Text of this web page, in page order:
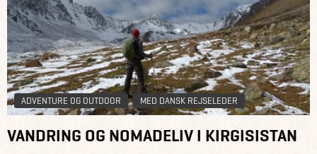
ADVENTURE OG OUTDOOR MED DANSK REJSELEDER
VANDRING OG NOMADELIV I KIRGISISTAN